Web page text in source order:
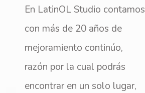
En LatinOL Studio contamos
con más de 20 años de
mejoramiento continúo,
razón por la cual podrás
encontrar en un solo lugar,